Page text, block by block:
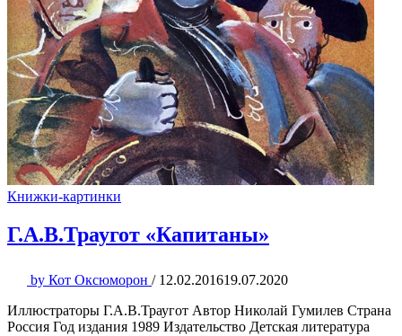
Книжки-картинки
Г.А.В.Траугот «Капитаны»
by Кот Оксюморон / 12.02.201619.07.2020
Иллюстраторы Г.А.В.Траугот Автор Николай Гумилев Страна
Россия Год издания 1989 Издательство Детская литература